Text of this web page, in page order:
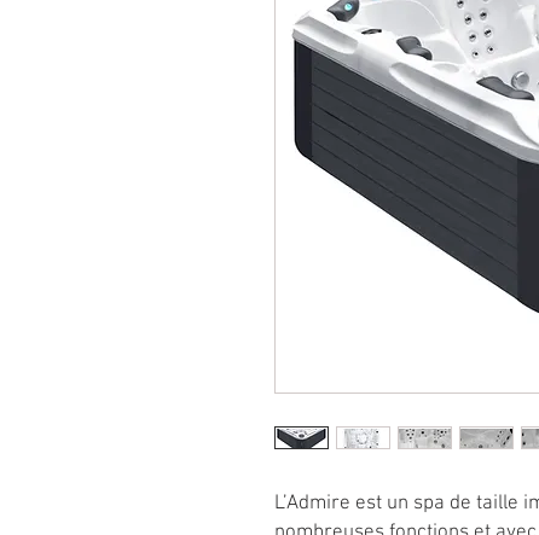
L’Admire est un spa de taille